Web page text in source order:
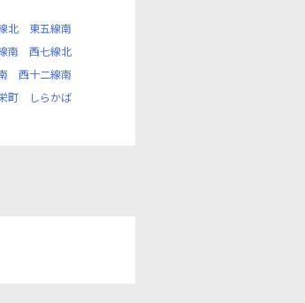
北
東五線南
南
西七線北
西十二線南
町
しらかば